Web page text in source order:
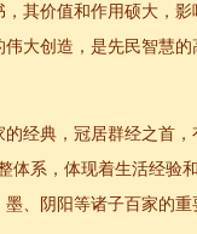
其价值和作用硕大，影
大创造，是先民智慧的
经典，冠居群经之首，
体系，体现着生活经验
、阴阳等诸子百家的重